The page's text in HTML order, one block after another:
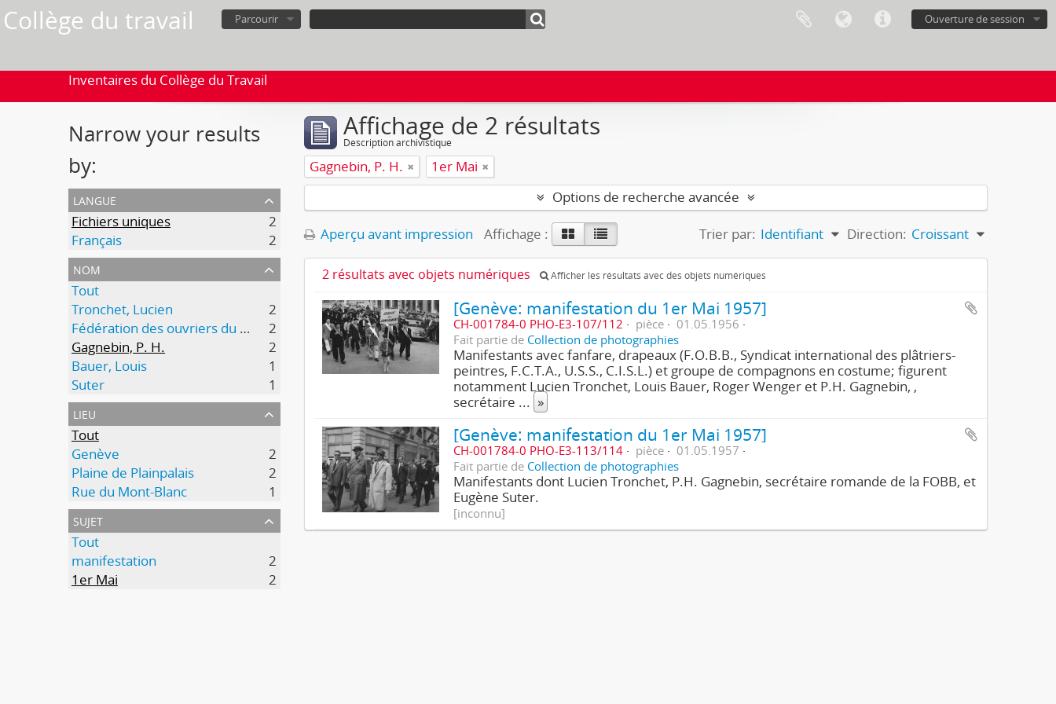
Collège du travail Ouverture de session
Parcourir
Inventaires du Collège du Travail
Narrow your results
by:
langue
Fichiers uniques
2
Français
2
nom
Tout
Tronchet, Lucien
2
Fédération des ouvriers du bois et du bâtiment (FOBB)
2
Gagnebin, P. H.
2
Bauer, Louis
1
Suter
1
lieu
Tout
Genève
2
Plaine de Plainpalais
2
Rue du Mont-Blanc
1
sujet
Tout
manifestation
2
1er Mai
2
Affichage de 2 résultats
Description archivistique
Gagnebin, P. H.
1er Mai
Options de recherche avancée
Aperçu avant impression Affichage : Trier par: Identifiant Direction: Croissant
2 résultats avec objets numériques Afficher les résultats avec des objets numériques
[Genève: manifestation du 1er Mai 1957]
CH-001784-0 PHO-E3-107/112 pièce
01.05.1956
Fait partie de Collection de photographies
Manifestants avec fanfare, drapeaux (F.O.B.B., Syndicat international des plâtriers-
peintres, F.C.T.A., U.S.S., C.I.S.L.) et groupe de compagnons en costume; figurent
notamment Lucien Tronchet, Louis Bauer, Roger Wenger et P.H. Gagnebin, ,
secrétaire ... »
[Genève: manifestation du 1er Mai 1957]
CH-001784-0 PHO-E3-113/114 pièce
01.05.1957
Fait partie de Collection de photographies
Manifestants dont Lucien Tronchet, P.H. Gagnebin, secrétaire romande de la FOBB, et
Eugène Suter.
[inconnu]